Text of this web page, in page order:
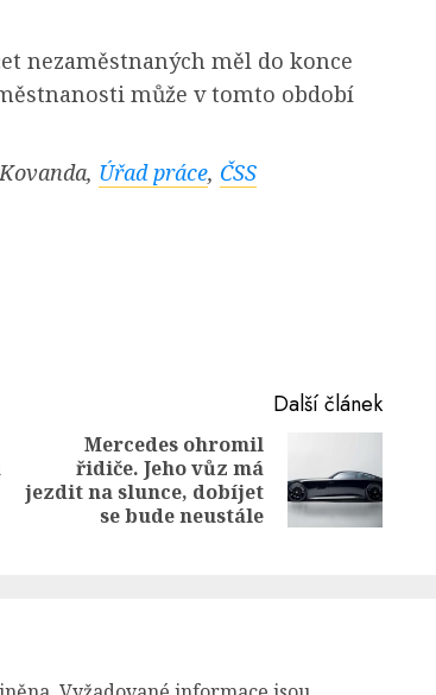
nezaměstnaných měl do konce
může v tomto období
Úřad práce, ČSS
Previous
Další článek
post:
Mercedes ohromil
řidiče. Jeho vůz má
jezdit na slunce, dobíjet
se bude neustále